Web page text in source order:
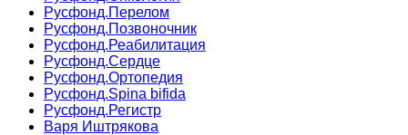
Русфонд.Перелом
Русфонд.Позвоночник
Русфонд.Реабилитация
Русфонд.Сердце
Русфонд.Ортопедия
Русфонд.Spina bifida
Русфонд.Регистр
Варя Иштрякова